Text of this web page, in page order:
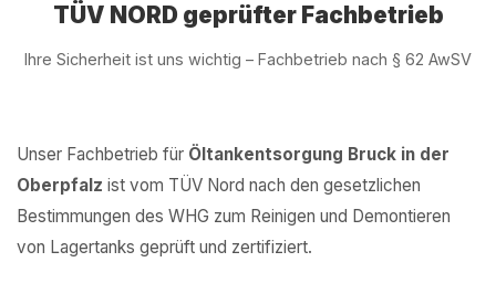
TÜV NORD geprüfter Fachbetrieb
Ihre Sicherheit ist uns wichtig – Fachbetrieb nach § 62 AwSV
Unser Fachbetrieb für Öltankentsorgung Bruck in der
Oberpfalz ist vom TÜV Nord nach den gesetzlichen
Bestimmungen des WHG zum Reinigen und Demontieren
von Lagertanks geprüft und zertifiziert.